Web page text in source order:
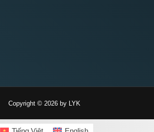
Copyright © 2026 by LYK